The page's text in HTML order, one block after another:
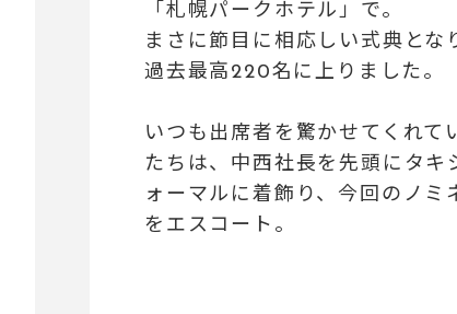
「札幌パークホテル」で。
まさに節目に相応しい式典とな
過去最高220名に上りました。
いつも出席者を驚かせてくれて
たちは、中西社長を先頭にタキ
ォーマルに着飾り、今回のノミ
をエスコート。